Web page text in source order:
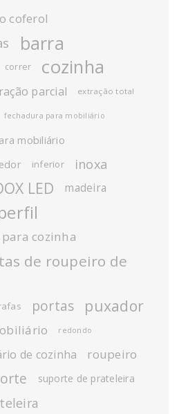
coferol
barra
correr cozinha
parcial extração total
fechadura para mobiliário
mobiliário
inferior inoxa
LED madeira
cozinha
de roupeiro de
portas puxador
redondo
de cozinha roupeiro
suporte de prateleira